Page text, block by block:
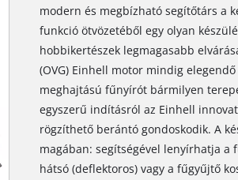
modern és megbízható segítőtárs a
funkció ötvözetéből egy olyan
hobbikertészek legmagasabb
(OVG) Einhell motor mindig
meghajtású fűnyírót bármilyen
egyszerű indításról az Einhell
rögzíthető berántó gondoskodik. A
magában: segítségével lenyírhatja a
hátsó (deflektoros) vagy a fűgyűjtő